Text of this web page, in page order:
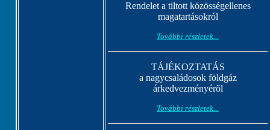
Rendelet a tiltott közösségellenes
magatartásokról
További részletek...
TÁJÉKOZTATÁS
a nagycsaládosok földgáz
árkedvezményérõl
További részletek...